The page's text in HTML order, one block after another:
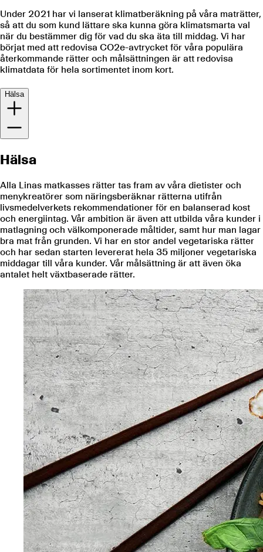
Under 2021 har vi lanserat klimatberäkning på våra maträtter,
så att du som kund lättare ska kunna göra klimatsmarta val
när du bestämmer dig för vad du ska äta till middag. Vi har
börjat med att redovisa CO2e-avtrycket för våra populära
återkommande rätter och målsättningen är att redovisa
klimatdata för hela sortimentet inom kort.
Hälsa
Hälsa
Alla Linas matkasses rätter tas fram av våra dietister och
menykreatörer som näringsberäknar rätterna utifrån
livsmedelverkets rekommendationer för en balanserad kost
och energiintag. Vår ambition är även att utbilda våra kunder i
matlagning och välkomponerade måltider, samt hur man lagar
bra mat från grunden. Vi har en stor andel vegetariska rätter
och har sedan starten levererat hela 35 miljoner vegetariska
middagar till våra kunder. Vår målsättning är att även öka
antalet helt växtbaserade rätter.